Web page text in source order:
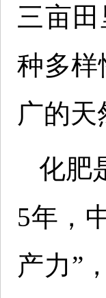
三亩
种多样
广的天
化肥
5年，
产力”